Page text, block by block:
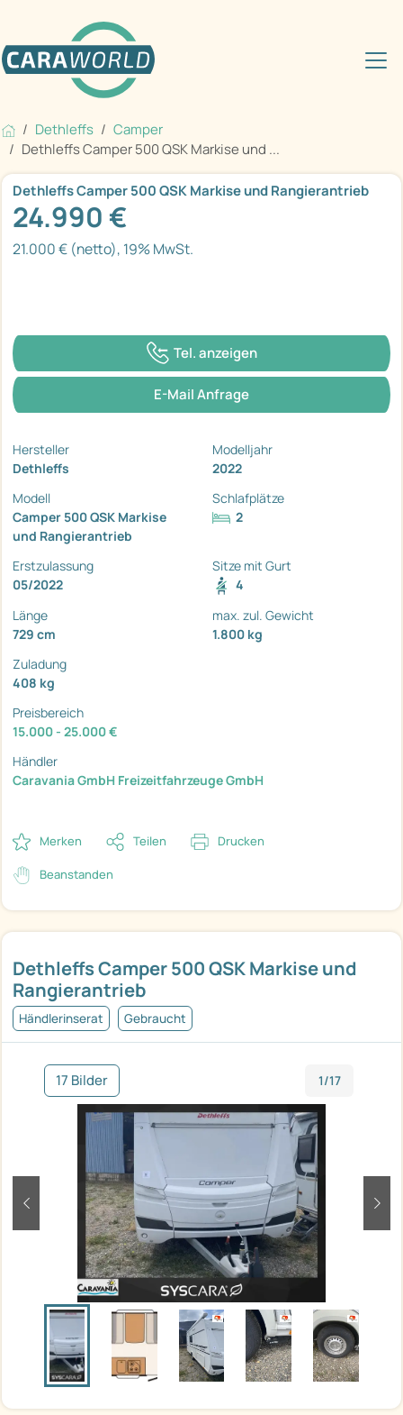
Dethleffs
Camper
Dethleffs Camper 500 QSK Markise und ...
Dethleffs Camper 500 QSK Markise und
Rangierantrieb
Händlerinserat Gebraucht
17 Bilder 1/17
zurück
Dethleffs Camper 500 QSK Markise und Rangierantrieb
24.990 €
21.000 € (netto), 19% MwSt.
Tel. anzeigen
E-Mail Anfrage
Hersteller
Dethleffs
Modelljahr
2022
Modell
Camper 500 QSK Markise
und Rangierantrieb
Schlafplätze
2
Erstzulassung
05/2022
Sitze mit Gurt
4
Länge
729 cm
max. zul. Gewicht
1.800 kg
Zuladung
408 kg
Preisbereich
15.000 - 25.000 €
Händler
Caravania GmbH Freizeitfahrzeuge GmbH
Merken Teilen Drucken
Beanstanden